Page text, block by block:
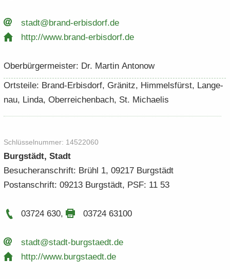
stadt@brand-​​erbisdorf.​de
http:/​/​www.​brand-​​erbisdorf.​de
Ober­bür­ger­meis­ter: Dr. Mar­tin An­to­now
Orts­tei­le: Brand-​Erbisdorf, Grä­nitz, Him­mels­fürst, Lan­ge­
nau, Linda, Ober­rei­chen­bach, St. Mi­chae­lis
Schlüs­sel­num­mer: 14522060
Burg­städt, Stadt
Be­su­cher­an­schrift: Brühl 1, 09217 Burg­städt
Post­an­schrift: 09213 Burg­städt, PSF: 11 53
03724 630, 03724 63100
stadt@stadt-​​burgstaedt.​de
http:/​/​www.​burgstaedt.​de